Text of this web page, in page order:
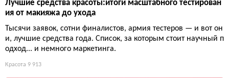
Лучшие средства красоты:итоги масштабного тестирован
ия от макияжа до ухода
Тысячи заявок, сотни финалистов, армия тестеров — и вот он
и, лучшие средства года. Список, за которым стоит научный п
одход... и немного маркетинга.
Красота 9 913